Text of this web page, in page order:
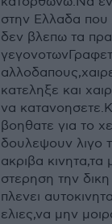
στην Ελλαδα που
δεν βλεπω τα
κατεληξε και
να
βοηθατε για το
δουλεψουν λιγο
ακριβα
στερηση την
πλενει
ελιες,να μην